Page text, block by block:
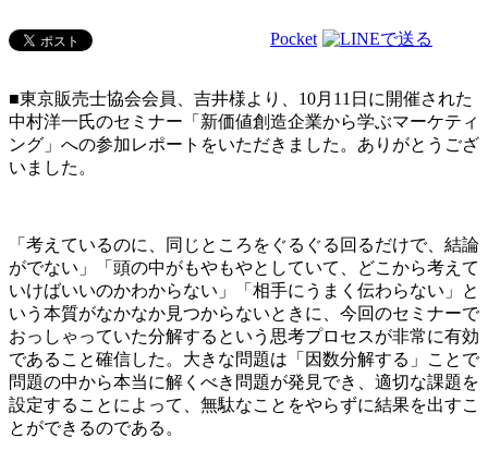
Pocket
■東京販売士協会会員、吉井様より、10月11日に開催された
中村洋一氏のセミナー「新価値創造企業から学ぶマーケティ
ング」への参加レポートをいただきました。ありがとうござ
いました。
「考えているのに、同じところをぐるぐる回るだけで、結論
がでない」「頭の中がもやもやとしていて、どこから考えて
いけばいいのかわからない」「相手にうまく伝わらない」と
いう本質がなかなか見つからないときに、今回のセミナーで
おっしゃっていた分解するという思考プロセスが非常に有効
であること確信した。大きな問題は「因数分解する」ことで
問題の中から本当に解くべき問題が発見でき、適切な課題を
設定することによって、無駄なことをやらずに結果を出すこ
とができるのである。